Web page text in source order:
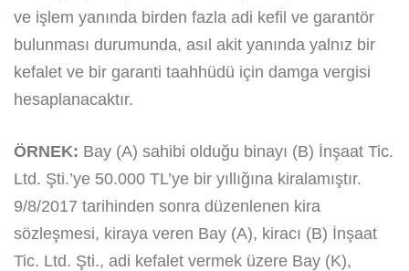
ve işlem yanında birden fazla adi kefil ve garantör
bulunması durumunda, asıl akit yanında yalnız bir
kefalet ve bir garanti taahhüdü için damga vergisi
hesaplanacaktır.
ÖRNEK: Bay (A) sahibi olduğu binayı (B) İnşaat Tic.
Ltd. Şti.’ye 50.000 TL’ye bir yıllığına kiralamıştır.
9/8/2017 tarihinden sonra düzenlenen kira
sözleşmesi, kiraya veren Bay (A), kiracı (B) İnşaat
Tic. Ltd. Şti., adi kefalet vermek üzere Bay (K),